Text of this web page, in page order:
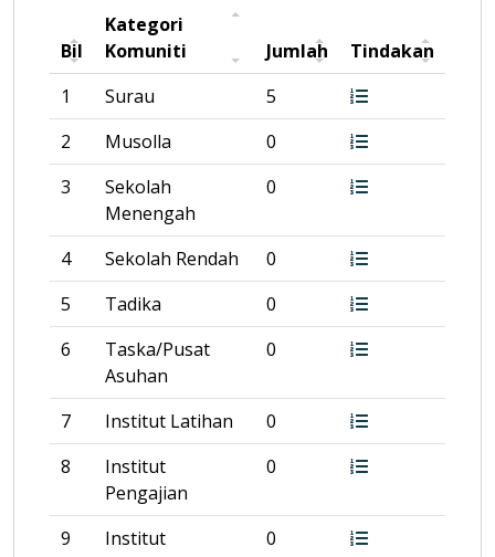
Bil
Kategori
Komuniti
Jumlah
Tindakan
1
Surau
5
2
Musolla
0
3
Sekolah
Menengah
0
4 Sekolah Rendah
0
5
Tadika
0
6
Taska/Pusat
Asuhan
0
7 Institut Latihan
0
8
Institut
Pengajian
0
9
Institut
0